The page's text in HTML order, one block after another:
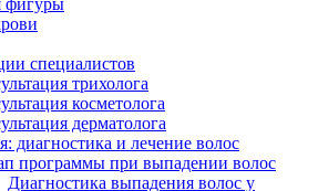
фигуры
специалистов
трихолога
косметолога
дерматолога
диагностика и лечение волос
программы при выпадении волос
Диагностика выпадения волос у